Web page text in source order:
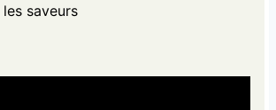
saveurs